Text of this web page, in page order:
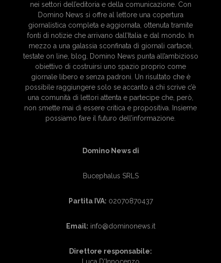
nei settori dell’editoria e della comunicazione. Con
Domino News si offre al lettore una copertura
giornalistica completa e aggiornata, ottenuta tramite
fonti di notizie che arrivano dall’Italia e dal mondo. In
mezzo a una galassia sconfinata di giornali cartacei,
testate on line, blog, Domino News punta all’ambizioso
obiettivo di costruirsi uno spazio proprio come
giornale libero e senza padroni. Un risultato che è
possibile raggiungere solo se accanto a chi scrive c’è
una comunità di lettori attenta e partecipe che, però,
non smette mai di essere critica e propositiva. Insieme
possiamo fare il futuro dell’informazione.
Domino News di
Bucephalus SRLS
Partita IVA: 02070870437
Email: info@dominonews.it
Direttore responsabile: